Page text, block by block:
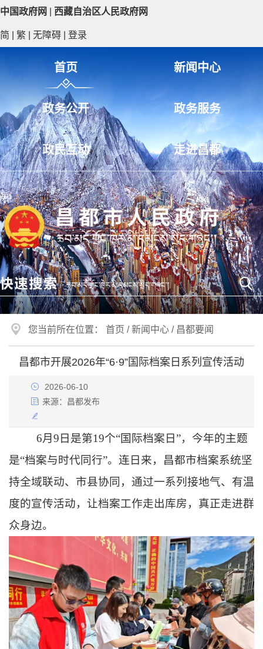
中国政府网 西藏自治区人民政府网
简 繁 无障碍 登录
首页 新闻中心
政务公开 政务服务
政民互动 走进昌都
您当前所在位置： 首页 /新闻中心 / 昌都要闻
昌都市开展2026年“6·9”国际档案日系列宣传活动
2026-06-10
来源： 昌都发布
6月9日是第19个“国际档案日”，今年的主题
是“档案与时代同行”。连日来，昌都市档案系统坚
持全域联动、市县协同，通过一系列接地气、有温
度的宣传活动，让档案工作走出库房，真正走进群
众身边。